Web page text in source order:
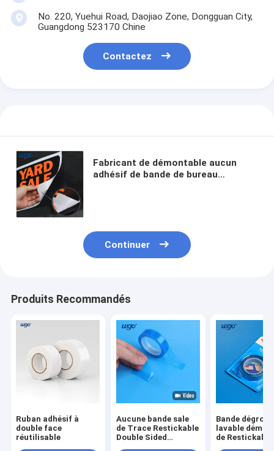
No. 220, Yuehui Road, Daojiao Zone, Dongguan City,
Guangdong 523170 Chine
Contactez
Fabricant de démontable aucun
adhésif de bande de bureau
Continuer
Produits Recommandés
Ruban adhésif à
double face
réutilisable
Aucune bande sale
de Trace Restickable
Double Sided
Bande
lavable
de Restickable